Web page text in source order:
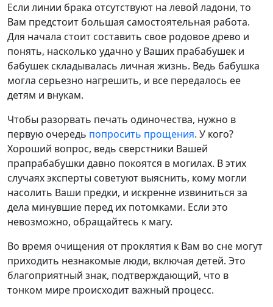
Если линии брака отсутствуют на левой ладони, то
Вам предстоит большая самостоятельная работа.
Для начала стоит составить свое родовое древо и
понять, насколько удачно у Ваших прабабушек и
бабушек складывалась личная жизнь. Ведь бабушка
могла серьезно нагрешить, и все передалось ее
детям и внукам.
Чтобы разорвать печать одиночества, нужно в
первую очередь попросить прощения. У кого?
Хороший вопрос, ведь сверстники Вашей
прапрабабушки давно покоятся в могилах. В этих
случаях эксперты советуют выяснить, кому могли
насолить Ваши предки, и искренне извиниться за
дела минувшие перед их потомками. Если это
невозможно, обращайтесь к магу.
Во время очищения от проклятия к Вам во сне могут
приходить незнакомые люди, включая детей. Это
благоприятный знак, подтверждающий, что в
тонком мире происходит важный процесс.